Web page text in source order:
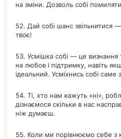
на зміни. Дозволь собі
52. Дай собі шанс звільнитися
твоє!
53. Усмішка собі — це
на любов і підтримку, навіть
ідеальний. Усміхнись собі саме
54. Ті, хто нам кажуть «ні»,
дізнаємося скільки в нас
ніж думаєш.
55. Коли ми порівнюємо себе з